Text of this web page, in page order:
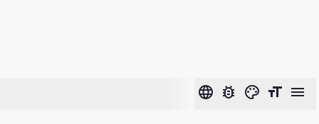
language bug_report color_lens format_size menu